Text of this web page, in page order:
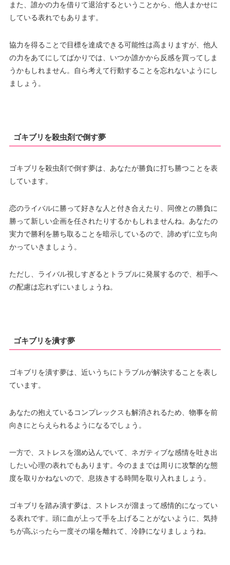
また、誰かの力を借りて退治するということから、他人まかせに
している表れでもあります。
協力を得ることで目標を達成できる可能性は高まりますが、他人
の力をあてにしてばかりでは、いつか誰かから反感を買ってしま
うかもしれません。自ら考えて行動することを忘れないようにし
ましょう。
ゴキブリを殺虫剤で倒す夢
ゴキブリを殺虫剤で倒す夢は、あなたが勝負に打ち勝つことを表
しています。
恋のライバルに勝って好きな人と付き合えたり、同僚との勝負に
勝って新しい企画を任されたりするかもしれませんね。あなたの
実力で勝利を勝ち取ることを暗示しているので、諦めずに立ち向
かっていきましょう。
ただし、ライバル視しすぎるとトラブルに発展するので、相手へ
の配慮は忘れずにいましょうね。
ゴキブリを潰す夢
ゴキブリを潰す夢は、近いうちにトラブルが解決することを表し
ています。
あなたの抱えているコンプレックスも解消されるため、物事を前
向きにとらえられるようになるでしょう。
一方で、ストレスを溜め込んでいて、ネガティブな感情を吐き出
したい心理の表れでもあります。今のままでは周りに攻撃的な態
度を取りかねないので、息抜きする時間を取り入れましょう。
ゴキブリを踏み潰す夢は、ストレスが溜まって感情的になってい
る表れです。頭に血が上って手を上げることがないように、気持
ちが高ぶったら一度その場を離れて、冷静になりましょうね。